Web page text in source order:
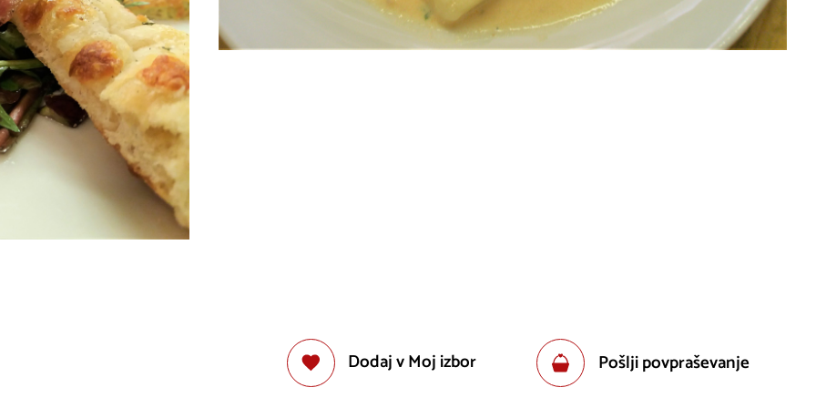
Dodaj v Moj izbor Pošlji povpraševanje